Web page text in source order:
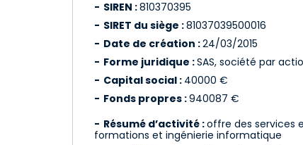
SIREN :810370395
SIRET du siège :81037039500016
Date de création :24/03/2015
Forme juridique :SAS, société par
Capital social : 40000 €
Fonds propres :940087 €
Résumé d’activité :offre des services
formations et ingénierie informatique